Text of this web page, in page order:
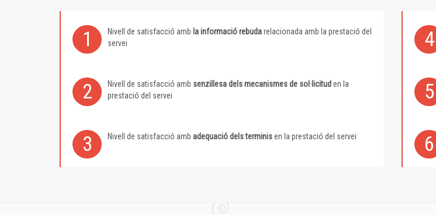
1 Nivell de satisfacció amb la informació rebudarelacionada amb la prestació del
servei
4
2 Nivell de satisfacció amb senzillesa dels mecanismes de sol·licitud en la
prestació del servei
5
3 Nivell de satisfacció amb adequació dels terminisen la prestació del servei 6